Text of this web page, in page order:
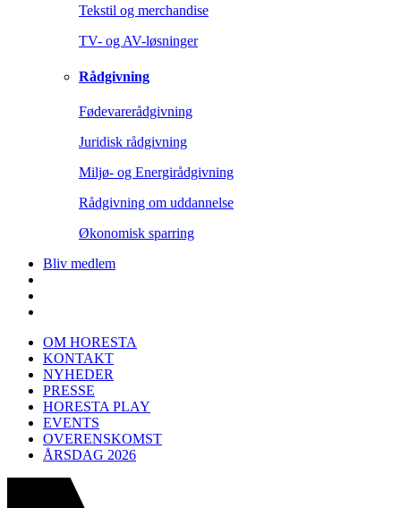
Tekstil og merchandise
TV- og AV-løsninger
Rådgivning
Fødevarerådgivning
Juridisk rådgivning
Miljø- og Energirådgivning
Rådgivning om uddannelse
Økonomisk sparring
Bliv medlem
OM HORESTA
KONTAKT
NYHEDER
PRESSE
HORESTA PLAY
EVENTS
OVERENSKOMST
ÅRSDAG 2026